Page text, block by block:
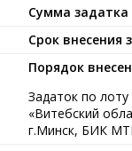
Сумма задатка
Срок внесения
Порядок
Задаток по
«Витебский
г.Минск, БИК